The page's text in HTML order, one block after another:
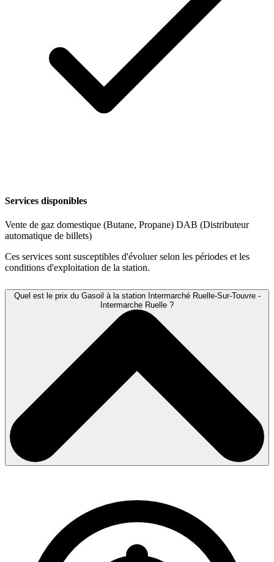
Services disponibles
Vente de gaz domestique (Butane, Propane) DAB (Distributeur
automatique de billets)
Ces services sont susceptibles d'évoluer selon les périodes et les
conditions d'exploitation de la station.
Quel est le prix du Gasoil à la station Intermarché Ruelle-Sur-Touvre -
Intermarche Ruelle ?